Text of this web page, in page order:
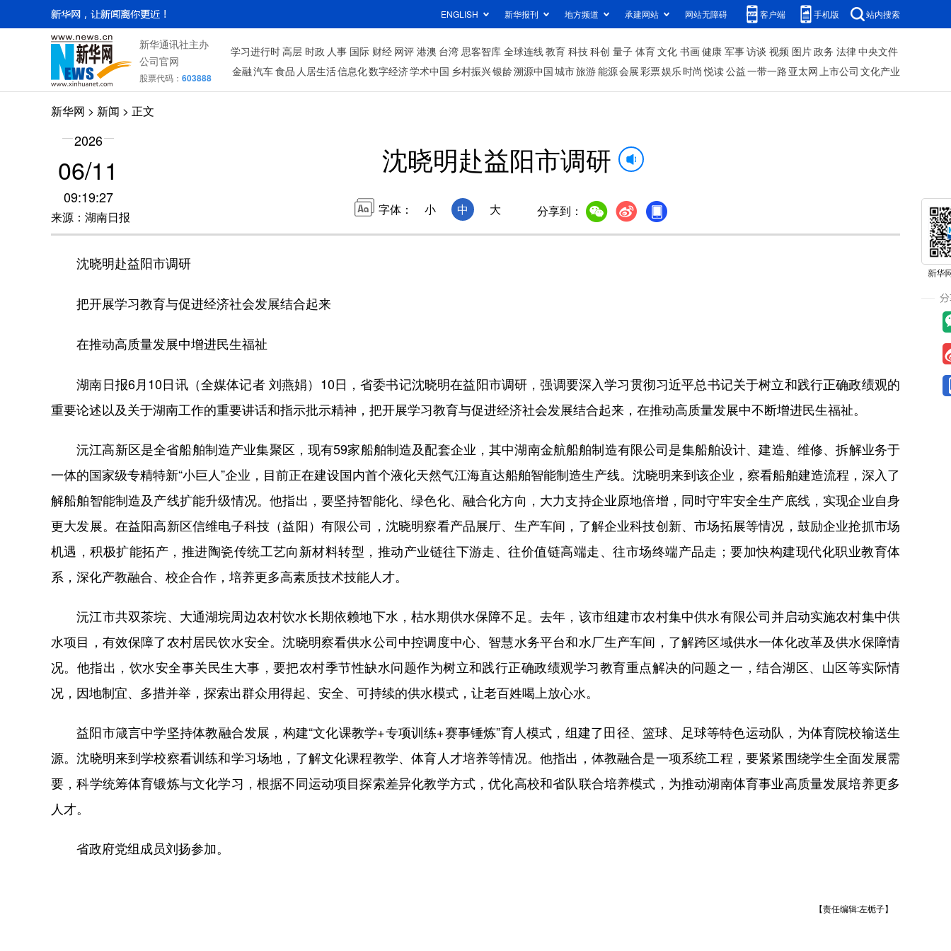
ENGLISH 新华报刊 地方频道 承建网站 网站无障碍 客户端 手机版 站内搜索
新华通讯社主办
公司官网
股票代码： 603888
学习进行时高层 时政 人事 国际 财经 网评 港澳 台湾 思客智库 全球连线教育 科技科创 量子 体育文化 书画健康 军事访谈 视频 图片政务 法律中央文件
金融汽车食品 人居生活信息化数字经济学术中国 乡村振兴银龄溯源中国城市旅游能源会展彩票娱乐时尚 悦读公益一带一路 亚太网上市公司 文化产业
新华网 > 新闻 > 正文
2026
06/11
09:19:27
来源：湖南日报
沈晓明赴益阳市调研
字体： 小 中 大 分享到：
沈晓明赴益阳市调研
把开展学习教育与促进经济社会发展结合起来
在推动高质量发展中增进民生福祉
湖南日报6月10日讯（全媒体记者 刘燕娟）10日，省委书记沈晓明在益阳市调研，强调要深入学习贯彻习近平总书记关于树立和践行正确政绩观的
重要论述以及关于湖南工作的重要讲话和指示批示精神，把开展学习教育与促进经济社会发展结合起来，在推动高质量发展中不断增进民生福祉。
沅江高新区是全省船舶制造产业集聚区，现有59家船舶制造及配套企业，其中湖南金航船舶制造有限公司是集船舶设计、建造、维修、拆解业务于
一体的国家级专精特新“小巨人”企业，目前正在建设国内首个液化天然气江海直达船舶智能制造生产线。沈晓明来到该企业，察看船舶建造流程，深入了
解船舶智能制造及产线扩能升级情况。他指出，要坚持智能化、绿色化、融合化方向，大力支持企业原地倍增，同时守牢安全生产底线，实现企业自身
更大发展。在益阳高新区信维电子科技（益阳）有限公司，沈晓明察看产品展厅、生产车间，了解企业科技创新、市场拓展等情况，鼓励企业抢抓市场
机遇，积极扩能拓产，推进陶瓷传统工艺向新材料转型，推动产业链往下游走、往价值链高端走、往市场终端产品走；要加快构建现代化职业教育体
系，深化产教融合、校企合作，培养更多高素质技术技能人才。
沅江市共双茶垸、大通湖垸周边农村饮水长期依赖地下水，枯水期供水保障不足。去年，该市组建市农村集中供水有限公司并启动实施农村集中供
水项目，有效保障了农村居民饮水安全。沈晓明察看供水公司中控调度中心、智慧水务平台和水厂生产车间，了解跨区域供水一体化改革及供水保障情
况。他指出，饮水安全事关民生大事，要把农村季节性缺水问题作为树立和践行正确政绩观学习教育重点解决的问题之一，结合湖区、山区等实际情
况，因地制宜、多措并举，探索出群众用得起、安全、可持续的供水模式，让老百姓喝上放心水。
益阳市箴言中学坚持体教融合发展，构建“文化课教学+专项训练+赛事锤炼”育人模式，组建了田径、篮球、足球等特色运动队，为体育院校输送生
源。沈晓明来到学校察看训练和学习场地，了解文化课程教学、体育人才培养等情况。他指出，体教融合是一项系统工程，要紧紧围绕学生全面发展需
要，科学统筹体育锻炼与文化学习，根据不同运动项目探索差异化教学方式，优化高校和省队联合培养模式，为推动湖南体育事业高质量发展培养更多
人才。
省政府党组成员刘扬参加。
【责任编辑:左栀子】